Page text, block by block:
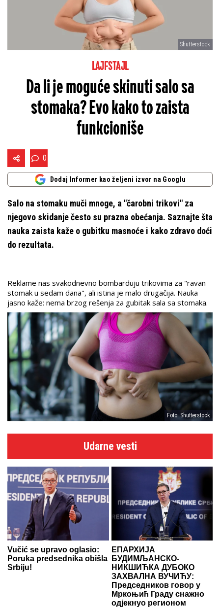
Shutterstock
LAJFSTAJL
Da li je moguće skinuti salo sa
stomaka? Evo kako to zaista
funkcioniše
0
Dodaj Informer kao željeni izvor na Googlu
Salo na stomaku muči mnoge, a "čarobni trikovi" za
njegovo skidanje često su prazna obećanja. Saznajte šta
nauka zaista kaže o gubitku masnoće i kako zdravo doći
do rezultata.
Reklame nas svakodnevno bombarduju trikovima za "ravan
stomak u sedam dana", ali istina je malo drugačija. Nauka
jasno kaže: nema brzog rešenja za gubitak sala sa stomaka.
Foto: Shutterstock
Udarne vesti
Vučić se upravo oglasio:
Poruka predsednika obišla
Srbiju!
ЕПАРХИЈА
БУДИМЉАНСКО-
НИКШИЋКА ДУБОКО
ЗАХВАЛНА ВУЧИЋУ:
Председников говор у
Мркоњић Граду снажно
одјекнуо регионом